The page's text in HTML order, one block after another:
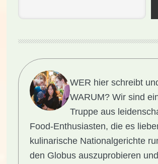
WER hier schreibt
WARUM? Wir sind
Truppe aus
Food-Enthusiasten, die es
kulinarische Nationalgerichte
den Globus auszuprobieren